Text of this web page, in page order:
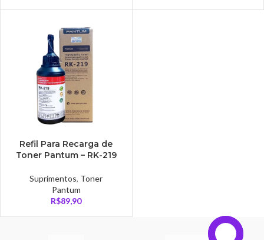
Refil Para Recarga de
Toner Pantum – RK-219
Suprimentos, Toner
Pantum
R$89,90